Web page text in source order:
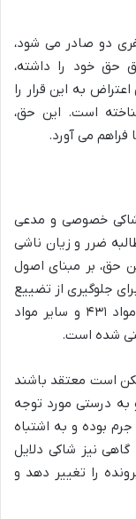
دو صادر می شود،
حق خود را داشته،
به این قرار را
است. این حق،
فراهم می آورد.
شاکی خصوصی و مدعی
ضرر و زیان ناشی
حق، بر مبنای اصول
جلوگیری از تضییع
حقوق افراد، در قانون آیین دادرسی کیفری (مواد ۴۳۱ و سایر مواد
شده است.
است معتقد باشند
به درستی مورد توجه
جرم بوده و به اشتباه
نیز شاکی دلایل
را تغییر دهد و